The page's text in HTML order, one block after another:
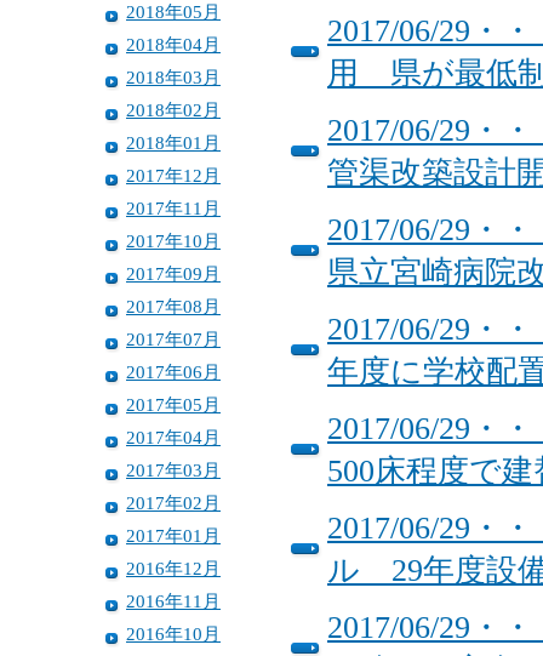
2018年05月
2018年04月
2018年03月
2018年02月
2018年01月
2017年12月
2017年11月
2017年10月
2017年09月
2017年08月
2017年07月
2017年06月
2017年05月
2017年04月
2017年03月
2017年02月
2017年01月
2016年12月
2016年11月
2016年10月
2017/06/29・
用 県が最低
2017/06/29・
管渠改築設
2017/06/29・
県立宮崎病院
2017/06/29・
年度に学校配
2017/06/29・
500床程度で
2017/06/29・
ル 29年度設
2017/06/29・